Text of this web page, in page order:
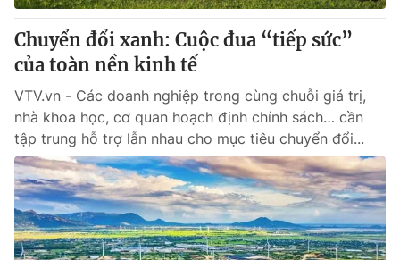
Chuyển đổi xanh: Cuộc đua “tiếp sức”
của toàn nền kinh tế
VTV.vn - Các doanh nghiệp trong cùng chuỗi giá trị,
nhà khoa học, cơ quan hoạch định chính sách… cần
tập trung hỗ trợ lẫn nhau cho mục tiêu chuyển đổi...